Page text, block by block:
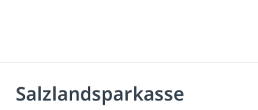
Salzlandsparkasse